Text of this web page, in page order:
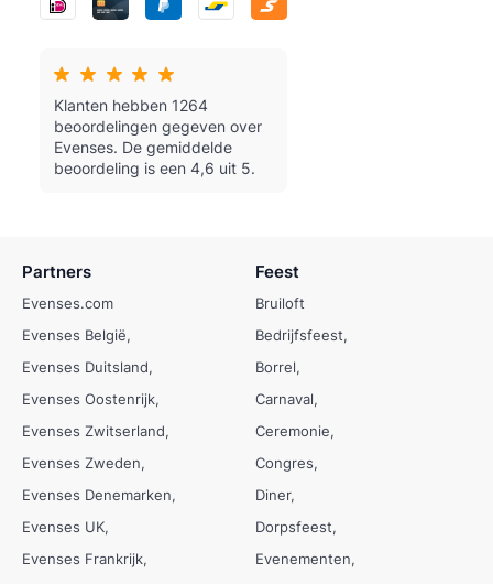
Klanten hebben 1264
beoordelingen gegeven over
Evenses. De gemiddelde
beoordeling is een 4,6 uit 5.
Partners
Evenses.com
Evenses België
Evenses Duitsland
Evenses Oostenrijk
Evenses Zwitserland
Evenses Zweden
Evenses Denemarken
Evenses UK
Evenses Frankrijk
Feest
Bruiloft
Bedrijfsfeest
Borrel
Carnaval
Ceremonie
Congres
Diner
Dorpsfeest
Evenementen